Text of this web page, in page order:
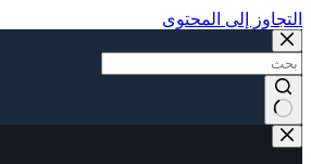
التجاوز إلى المحتوى